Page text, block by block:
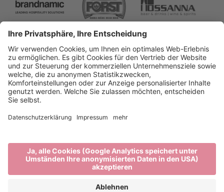
Brixen Tourismus
Privacy
Impressum
Förderungen
produced by